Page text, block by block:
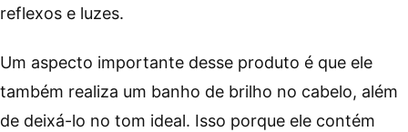
reflexos e luzes.
Um aspecto importante desse produto é que ele
também realiza um banho de brilho no cabelo, além
de deixá-lo no tom ideal. Isso porque ele contém